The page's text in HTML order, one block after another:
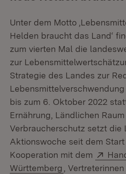
Unter dem Motto
Helden braucht das Land‘
zum vierten Mal die
zur
Strategie des Landes zur
bis zum 6. Oktober 2022
Ernährung, Ländlichen
Verbraucherschutz setzt die
Aktionswoche seit dem Start
Kooperation mit dem
Württemberg (Öffnet in
,